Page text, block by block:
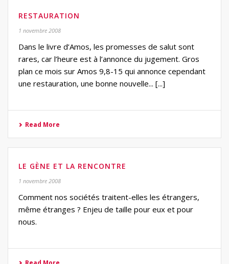
RESTAURATION
1 novembre 2008
Dans le livre d’Amos, les promesses de salut sont
rares, car l’heure est à l’annonce du jugement. Gros
plan ce mois sur Amos 9,8-15 qui annonce cependant
une restauration, une bonne nouvelle... [...]
Read More
LE GÈNE ET LA RENCONTRE
1 novembre 2008
Comment nos sociétés traitent-elles les étrangers,
même étranges ? Enjeu de taille pour eux et pour
nous.